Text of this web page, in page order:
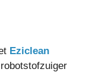
Eziclean